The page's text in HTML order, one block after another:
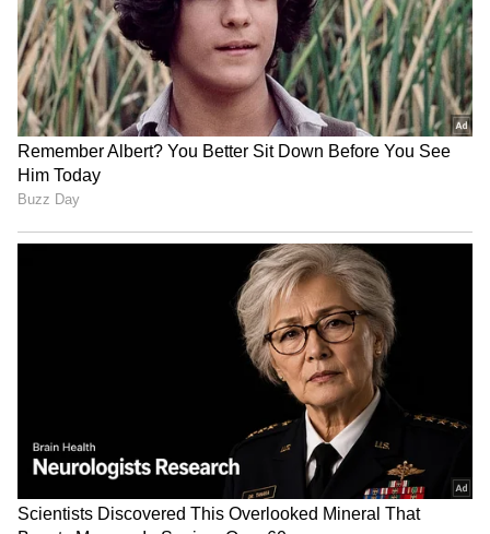
3
4
ಅತಿಯಾದ ಬಿಸಿ ನೀರು ಬೇಡ
ವಾಷಿಂಗ್ ಮೆಷಿನ್‌ನಲ್ಲಿ ಒಂದೇ ಬಾರಿಗೆ ಹೆಚ್ಚು ಟವೆಲ್‌ಗಳನ್ನು
ಹಾಕಬೇಡಿ. ಇದರಿಂದ ಡಿಟರ್ಜೆಂಟ್ ಸರಿಯಾಗಿ ಕೆಲಸ
ಮಾಡದೆ, ಟವೆಲ್‌ಗಳು ಗಟ್ಟಿಯಾಗುತ್ತವೆ. ಉಗುರು ಬೆಚ್ಚಗಿನ
ನೀರಿನಲ್ಲಿ ತೊಳೆಯುವುದರಿಂದ ಕೊಳೆ, ಬ್ಯಾಕ್ಟೀರಿಯಾ
ಸುಲಭವಾಗಿ ಹೋಗುತ್ತದೆ. ಆದರೆ, ಅತಿಯಾದ ಬಿಸಿ ನೀರು
ಬೇಡ.